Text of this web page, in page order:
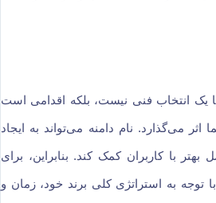
یک انتخاب فنی نیست، بلکه اقدامی است
اثر می‌گذارد. نام دامنه می‌تواند به ایجاد
بهتر با کاربران کمک کند. بنابراین، برای
توجه به استراتژی کلی برند خود، زمان و